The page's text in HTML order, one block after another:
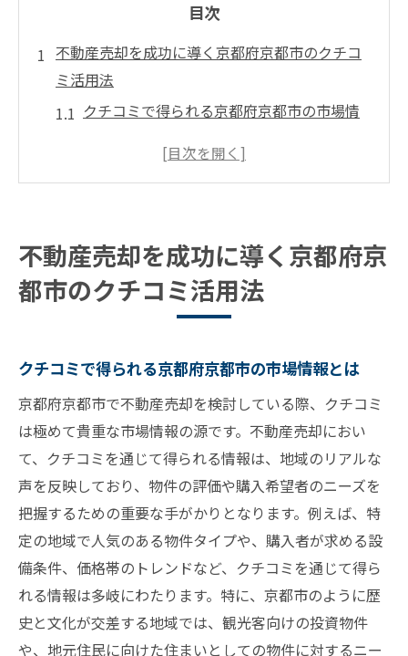
目次
不動産売却を成功に導く京都府京都市のクチコ
ミ活用法
クチコミで得られる京都府京都市の市場情
地域住民の声を活かした戦略的アプローチ
クチコミを活用して信頼を築くポイント
クチコミの中で見つける京都府京都市のト
コミの影響
地域特有の市場動向を理解して不動産売却をス
ムーズに
京都府京都市の市場動向を把握する方法
地域特有の動向を知るためのリサーチ術
市場動向を活かした売却タイミングの見極
め
地域の特性を活かした売却戦略の立案
京都府京都市の市場動向変化への柔軟な対
応
不動産売却を成功に導く京都府京
都市のクチコミ活用法
クチコミで得られる京都府京都市の市場情報とは
京都府京都市で不動産売却を検討している際、クチコミ
は極めて貴重な市場情報の源です。不動産売却におい
て、クチコミを通じて得られる情報は、地域のリアルな
声を反映しており、物件の評価や購入希望者のニーズを
把握するための重要な手がかりとなります。例えば、特
定の地域で人気のある物件タイプや、購入者が求める設
備条件、価格帯のトレンドなど、クチコミを通じて得ら
れる情報は多岐にわたります。特に、京都市のように歴
史と文化が交差する地域では、観光客向けの投資物件
や、地元住民に向けた住まいとしての物件に対するニー